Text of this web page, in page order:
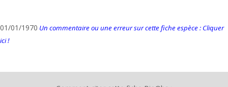
01/01/1970 Un commentaire ou une erreur sur cette fiche espèce : Cliquer
ici !